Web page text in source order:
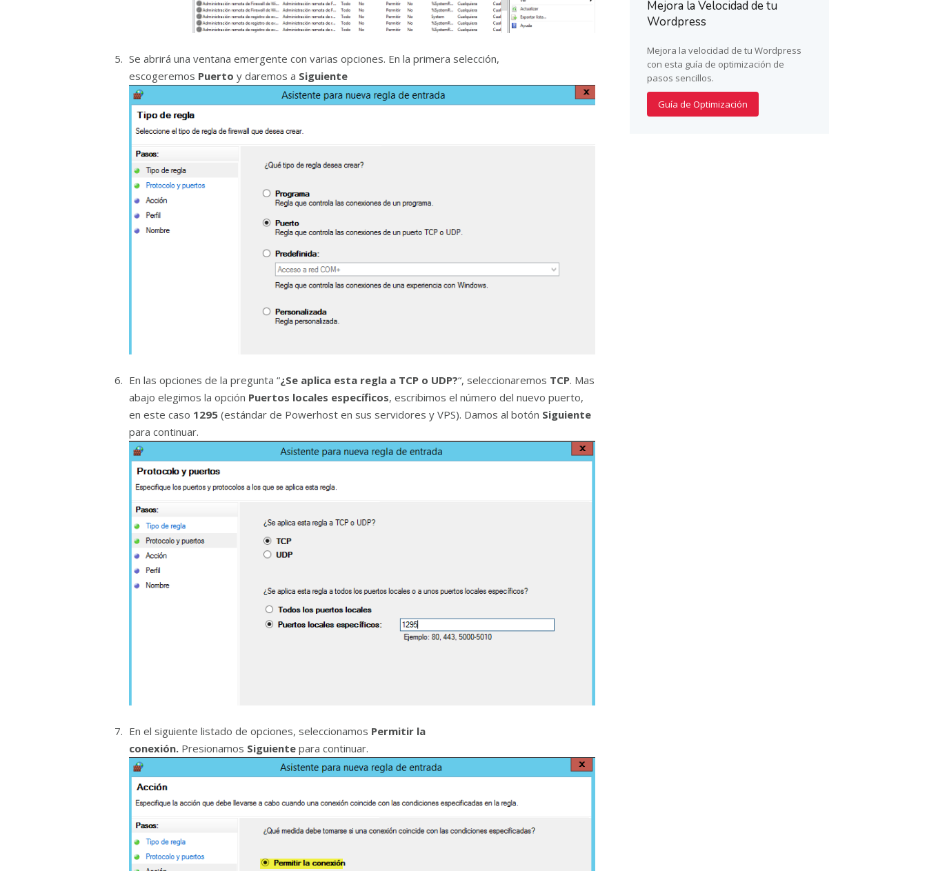
Se abrirá una ventana emergente con varias opciones. En la primera selección,
escogeremos Puerto y daremos a Siguiente
En las opciones de la pregunta “¿Se aplica esta regla a TCP o UDP?“, seleccionaremos TCP. Mas
abajo elegimos la opción Puertos locales específicos, escribimos el número del nuevo puerto,
en este caso 1295 (estándar de Powerhost en sus servidores y VPS). Damos al botón Siguiente
para continuar.
En el siguiente listado de opciones, seleccionamos Permitir la
conexión. Presionamos Siguiente para continuar.
Mejora la Velocidad de tu
Wordpress
Mejora la velocidad de tu Wordpress
con esta guía de optimización de
pasos sencillos.
Guía de Optimización